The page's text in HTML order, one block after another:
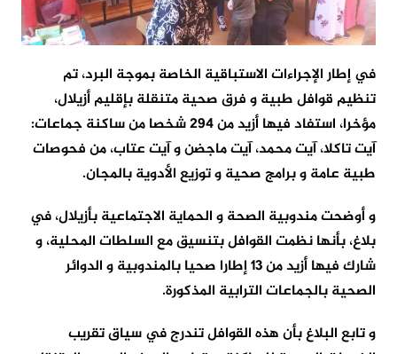
في إطار الإجراءات الاستباقية الخاصة بموجة البرد، تم
تنظيم قوافل طبية و فرق صحية متنقلة بإقليم أزيلال،
مؤخرا، استفاد فيها أزيد من 294 شخصا من ساكنة جماعات:
آيت تاكلا، آيت محمد، آيت ماجضن و آيت عتاب، من فحوصات
طبية عامة و برامج صحية و توزيع الأدوية بالمجان.
و أوضحت مندوبية الصحة و الحماية الاجتماعية بأزيلال، في
بلاغ، بأنها نظمت القوافل بتنسيق مع السلطات المحلية، و
شارك فيها أزيد من 13 إطارا صحيا بالمندوبية و الدوائر
الصحية بالجماعات الترابية المذكورة.
و تابع البلاغ بأن هذه القوافل تندرج في سياق تقريب